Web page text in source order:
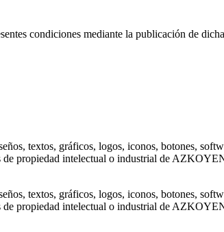
condiciones mediante la publicación de
textos, gráficos, logos, iconos, botones,
propiedad intelectual o industrial de
textos, gráficos, logos, iconos, botones,
propiedad intelectual o industrial de